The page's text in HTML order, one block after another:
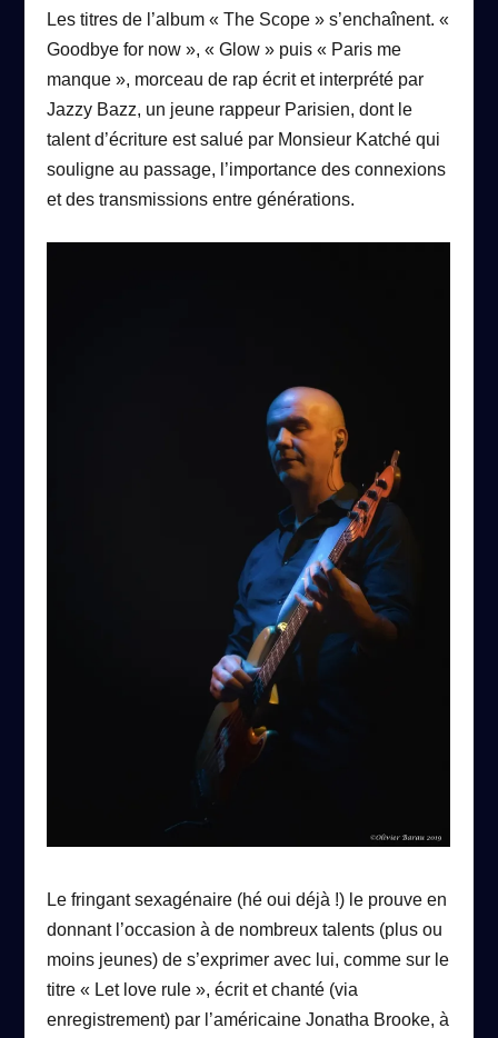
Les titres de l’album « The Scope » s’enchaînent. «
Goodbye for now », « Glow » puis « Paris me
manque », morceau de rap écrit et interprété par
Jazzy Bazz, un jeune rappeur Parisien, dont le
talent d’écriture est salué par Monsieur Katché qui
souligne au passage, l’importance des connexions
et des transmissions entre générations.
Le fringant sexagénaire (hé oui déjà !) le prouve en
donnant l’occasion à de nombreux talents (plus ou
moins jeunes) de s’exprimer avec lui, comme sur le
titre « Let love rule », écrit et chanté (via
enregistrement) par l’américaine Jonatha Brooke, à